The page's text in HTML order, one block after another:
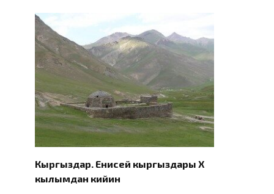
Кыргыздар. Eнисей кыргыздары X
кылымдан кийин